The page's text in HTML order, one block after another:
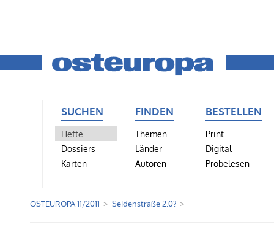
SUCHEN
Hefte
Dossiers
Karten
FINDEN
Themen
Länder
Autoren
BESTELLEN
Print
Digital
Probelesen
OSTEUROPA 11/2011 Seidenstraße 2.0?